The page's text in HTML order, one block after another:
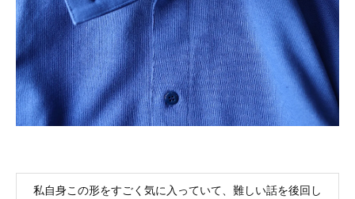
私自身この形をすごく気に入っていて、難しい話を後回し